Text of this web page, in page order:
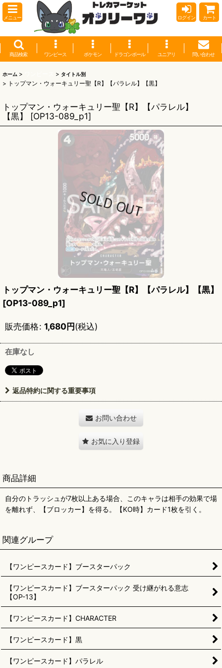
メニュー ログイン カート
商品検索 ワンピース ポケモン ドラゴンボール ユニアリ 問い合わせ
ホーム > > タイトル別
> トップマン・ウォーキュリー聖【R】【パラレル】【黒】
トップマン・ウォーキュリー聖【R】【パラレル】
【黒】
[OP13-089_p1]
トップマン・ウォーキュリー聖【R】【パラレル】【黒】
[OP13-089_p1]
販売価格: 1,680円(税込)
在庫なし
返品特約に関する重要事項
お問い合わせ
お気に入り登録
商品詳細
自分のトラッシュが7枚以上ある場合、このキャラは相手の効果で場
を離れず、【ブロッカー】を得る。【KO時】カード1枚を引く。
関連グループ
【ワンピースカード】ブースターパック
【ワンピースカード】ブースターパック 受け継がれる意志
【OP-13】
【ワンピースカード】CHARACTER
【ワンピースカード】黒
【ワンピースカード】パラレル